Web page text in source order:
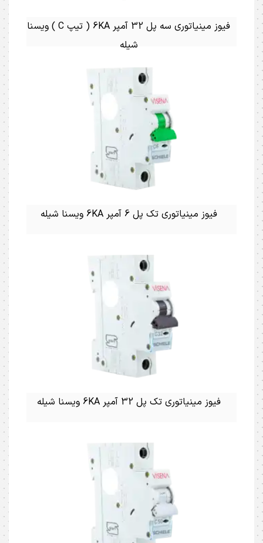
فیوز مینیاتوری سه پل 32 آمپر 6KA ( تیپ C ) ویسنا
شیله
فیوز مینیاتوری تک پل 6 آمپر 6KA ویسنا شیله
فیوز مینیاتوری تک پل 32 آمپر 6KA ویسنا شیله